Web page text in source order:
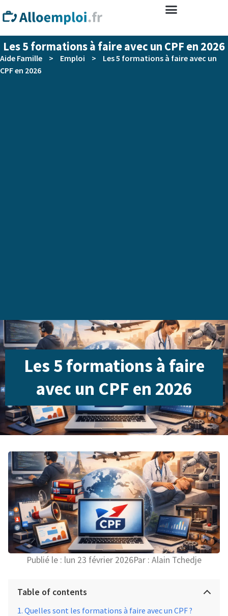
Les 5 formations à faire avec un CPF en 2026
Aide Famille > Emploi >
Les 5 formations à faire avec un
CPF en 2026
Les 5 formations à faire
avec un CPF en 2026
Publié le : lun 23 février 2026Par : Alain Tchedje
Table of contents
Quelles sont les formations à faire avec un CPF ?